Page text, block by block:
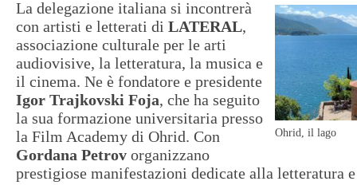
Ohrid, il lago
La delegazione italiana si incontrerà
con artisti e letterati di LATERAL,
associazione culturale per le arti
audiovisive, la letteratura, la musica e
il cinema. Ne è fondatore e presidente
Igor Trajkovski Foja, che ha seguito
la sua formazione universitaria presso
la Film Academy di Ohrid. Con
Gordana Petrov organizzano
prestigiose manifestazioni dedicate alla letteratura